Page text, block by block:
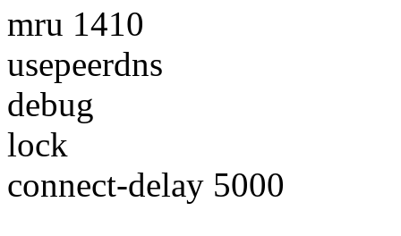
mru 1410
usepeerdns
debug
lock
connect-delay 5000